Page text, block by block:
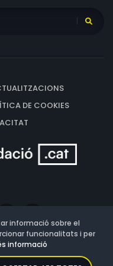
DE COOKIES
informació sobre el
funcionalitats i per
informació